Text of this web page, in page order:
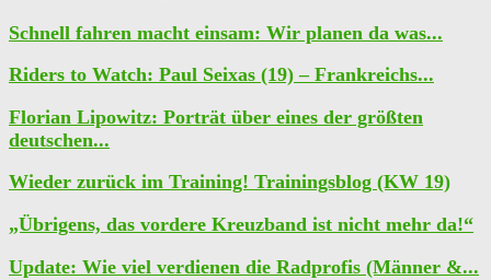
Schnell fahren macht einsam: Wir planen da was...
Riders to Watch: Paul Seixas (19) – Frankreichs...
Florian Lipowitz: Porträt über eines der größten
deutschen...
Wieder zurück im Training! Trainingsblog (KW 19)
„Übrigens, das vordere Kreuzband ist nicht mehr da!“
Update: Wie viel verdienen die Radprofis (Männer &...